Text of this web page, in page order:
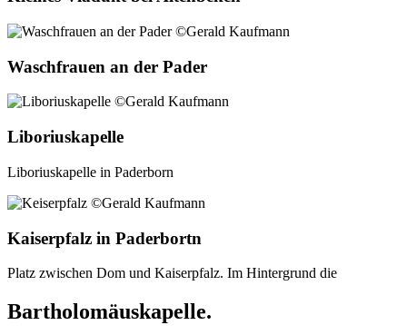
Waschfrauen an der Pader
Liboriuskapelle
Liboriuskapelle in Paderborn
Kaiserpfalz in Paderbortn
Platz zwischen Dom und Kaiserpfalz. Im Hintergrund die
Bartholomäuskapelle.